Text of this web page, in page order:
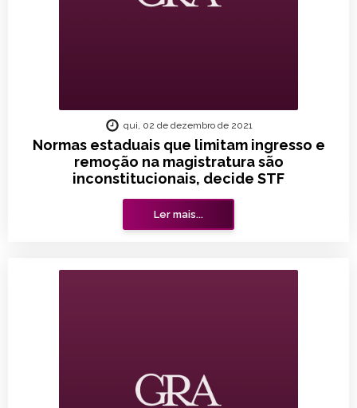
Normas estaduais que limitam ingresso e
remoção na magistratura são
inconstitucionais, decide STF
qui, 02 de dezembro de 2021
Ler mais...